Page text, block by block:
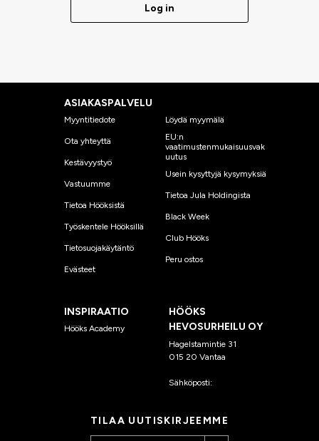
Log in
ASIAKASPALVELU
Myyntitiedote
Ota yhteyttä
Kestävyystyö
Vastuumme
Tietoa Hööksistä
Työskentele Hööksillä
Tietosuojakäytäntö
Evästeet
Löydä myymälä
EU:n
vaatimustenmukaisuusvak
uutus
Usein kysyttyjä kysymyksiä
Tietoa Jula Holdingista
Black Week
Club Hööks
Peru ostos
INSPIRAATIO
Hööks Academy
HÖÖKS
HEVOSURHEILU OY
Hagelstamintie 31
015 20 Vantaa
Sähköposti:
TILAA UUTISKIRJEEMME